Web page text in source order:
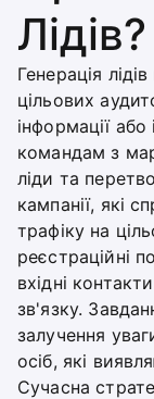
Лідів?
Генерація
цільових
інформації
командам з
ліди та
кампанії, які
трафіку на
реєстраційні
вхідні
зв'язку.
залучення
осіб, які
Сучасна